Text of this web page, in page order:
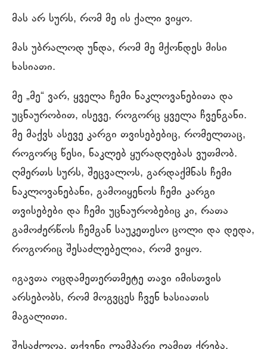
მას არ სურს, რომ მე ის ქალი ვიყო.
მას უბრალოდ უნდა, რომ მე მქონდეს მისი
ხასიათი.
მე „მე“ ვარ, ყველა ჩემი ნაკლოვანებითა და
უცნაურობით, ისევე, როგორც ყველა ჩვენგანი.
მე მაქვს ასევე კარგი თვისებებიც, რომელთაც,
როგორც წესი, ნაკლებ ყურადღებას ვუთმობ.
ღმერთს სურს, შეცვალოს, გარდაქმნას ჩემი
ნაკლოვანებანი, გამოიყენოს ჩემი კარგი
თვისებები და ჩემი უცნაურობებიც კი, რათა
გამოძერწოს ჩემგან საუკეთესო ცოლი და დედა,
როგორიც შესაძლებელია, რომ ვიყო.
იგავთა ოცდამეთერთმეტე თავი იმისთვის
არსებობს, რომ მოგვცეს ჩვენ ხასიათის
მაგალითი.
შესაძლოა, თქვენი ლამპარი ღამით ქრება,